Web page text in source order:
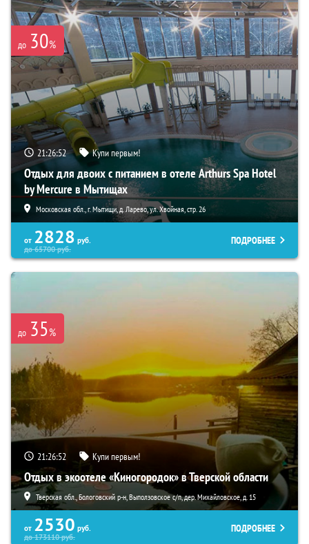
до 30%
21:26:51 Купи первым!
Отдых для двоих с питанием в отеле Arthurs Spa Hotel
by Mercure в Мытищах
Московская обл., г. Мытищи, д. Ларево, ул. Хвойная, стр. 26
от 2828 руб.
до65700руб.
ПОДРОБНЕЕ
до 35%
21:26:51 Купи первым!
Отдых в экоотеле «Киногородок» в Тверской области
Тверская обл., Бологовский р-н, Выползовское с/п, дер. Михайловское, д. 15
от 2530 руб.
до173110руб.
ПОДРОБНЕЕ